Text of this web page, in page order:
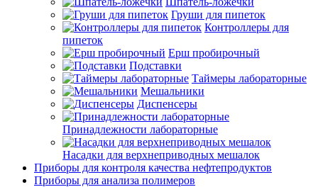
Груши для пипеток
Контроллеры для
пипеток
Ерш пробирочный
Подставки
Таймеры лабораторные
Мешальники
Диспенсеры
Принадлежности лабораторные
Насадки для верхнеприводных мешалок
Приборы для контроля качества нефтепродуктов
Приборы для анализа полимеров